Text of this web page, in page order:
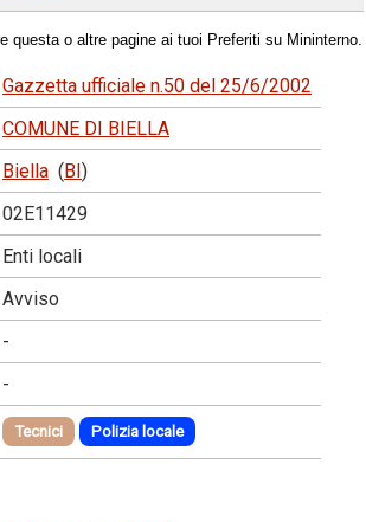
questa o altre pagine ai tuoi Preferiti su Mininterno.
Gazzetta ufficiale n.50 del 25/6/2002
COMUNE DI BIELLA
Biella (BI)
02E11429
Enti locali
Avviso
-
-
Tecnici Polizia locale